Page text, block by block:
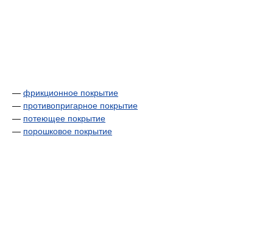
— фрикционное покрытие
— противопригарное покрытие
— потеющее покрытие
— порошковое покрытие